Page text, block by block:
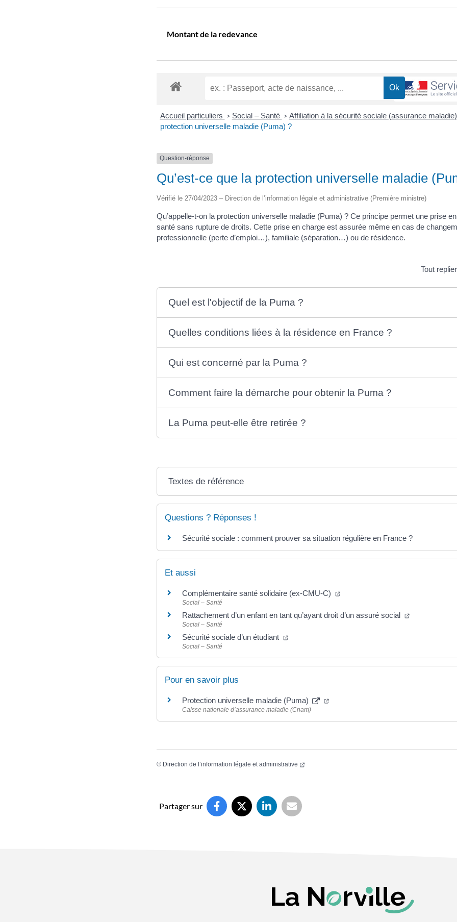
Montant de la redevance
Accueil particuliers > Social – Santé > Affiliation à la sécurité sociale (assurance maladie)
protection universelle maladie (Puma) ?
Question-réponse
Qu’est-ce que la protection universelle maladie
Vérifié le 27/04/2023 – Direction de l’information légale et administrative (Première ministre)
Qu’appelle-t-on la protection universelle maladie (Puma) ? Ce principe permet une prise
santé sans rupture de droits. Cette prise en charge est assurée même en cas de
professionnelle (perte d’emploi…), familiale (séparation…) ou de résidence.
Tout replier
Quel est l'objectif de la Puma ?
Quelles conditions liées à la résidence en France ?
Qui est concerné par la Puma ?
Comment faire la démarche pour obtenir la Puma ?
La Puma peut-elle être retirée ?
Textes de référence
Questions ? Réponses !
Sécurité sociale : comment prouver sa situation régulière en France ?
Et aussi
Complémentaire santé solidaire (ex-CMU-C) (ouverture dans un nouvel onglet)
Social – Santé
Rattachement d’un enfant en tant qu’ayant droit d’un assuré social (ouverture
Social – Santé
Sécurité sociale d’un étudiant (ouverture dans un nouvel onglet)
Social – Santé
Pour en savoir plus
Protection universelle maladie (Puma) (ouverture dans un nouvel onglet)
Caisse nationale d’assurance maladie (Cnam)
© Direction de l’information légale et administrative (ouverture dans un nouvel onglet)
Partager sur